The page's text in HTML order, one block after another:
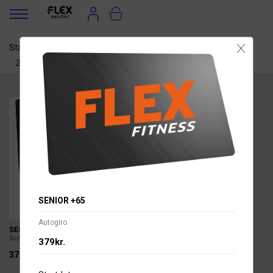
Startdatum
SENIOR +65
Autogiro
379kr.
X
SENIOR +65
Autogiro
379kr.